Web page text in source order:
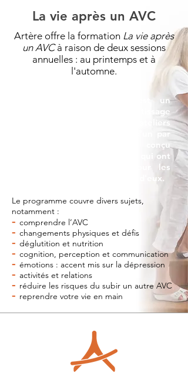
La vie après un AVC
Artère offre la formation La vie après
un AVCà raison de deux sessions
annuelles : au printemps et à
l'automne.
La vie après un AVC est un
programme gratuit d'apprentissage
en groupe, composé de huit ateliers
de deux heures, à raison d'un par
semaine. Il a été conçu
expressément pour les gens qui ont
fait un AVC ainsi que pour les
personnes qui prennent soin d'eux.
Le programme couvre divers sujets,
notamment :
- comprendre l’AVC
- changements physiques et défis
- déglutition et nutrition
- cognition, perception et communication
- émotions : accent mis sur la dépression
- activités et relations
- réduire les risques du subir un autre AVC
- reprendre votre vie en main